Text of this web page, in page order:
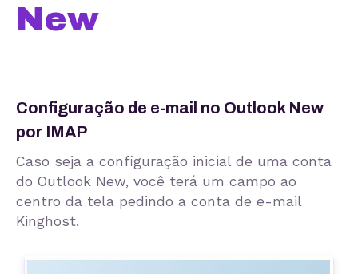
New
Configuração de e-mail no Outlook New
por IMAP
Caso seja a configuração inicial de uma conta
do Outlook New, você terá um campo ao
centro da tela pedindo a conta de e-mail
Kinghost.